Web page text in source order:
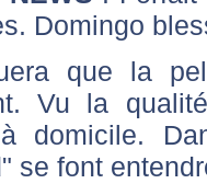
Domingo
que la
Vu la
à domicile.
se font